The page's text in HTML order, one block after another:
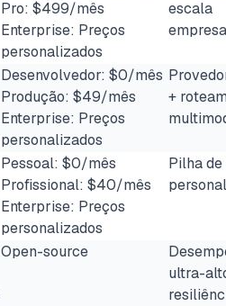
Pro: $499/mês
Enterprise: Preços
personalizados
escala
Desenvolvedor: $0/mês
Produção: $49/mês
Enterprise: Preços
personalizados
+
Pessoal: $0/mês
Profissional: $40/mês
Enterprise: Preços
personalizados
Pilha
Open-source
ultra-